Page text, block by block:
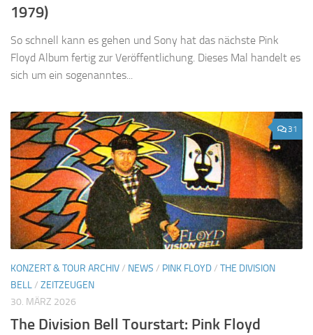
1979)
So schnell kann es gehen und Sony hat das nächste Pink
Floyd Album fertig zur Veröffentlichung. Dieses Mal handelt es
sich um ein sogenanntes...
31
KONZERT & TOUR ARCHIV/ NEWS / PINK FLOYD/ THE DIVISION
BELL/ ZEITZEUGEN
30. MÄRZ 2026
The Division Bell Tourstart: Pink Floyd